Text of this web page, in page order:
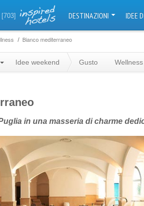
[703] DESTINAZIONI IDEE
Bianco mediterraneo
Idee weekend Gusto Wellness
in una masseria di charme